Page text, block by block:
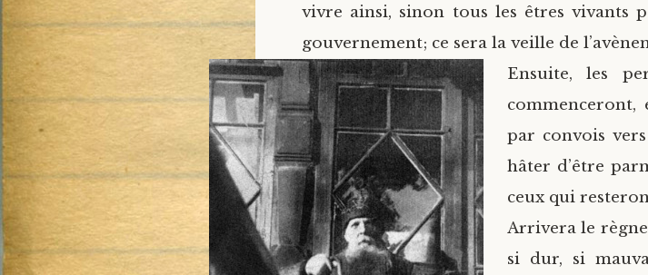
vivre ainsi, sinon tous les êtres vivants
gouvernement; ce sera la veille de
Ensuite, les
par convois
hâter d’être
ceux qui
Arrivera le
si dur, si